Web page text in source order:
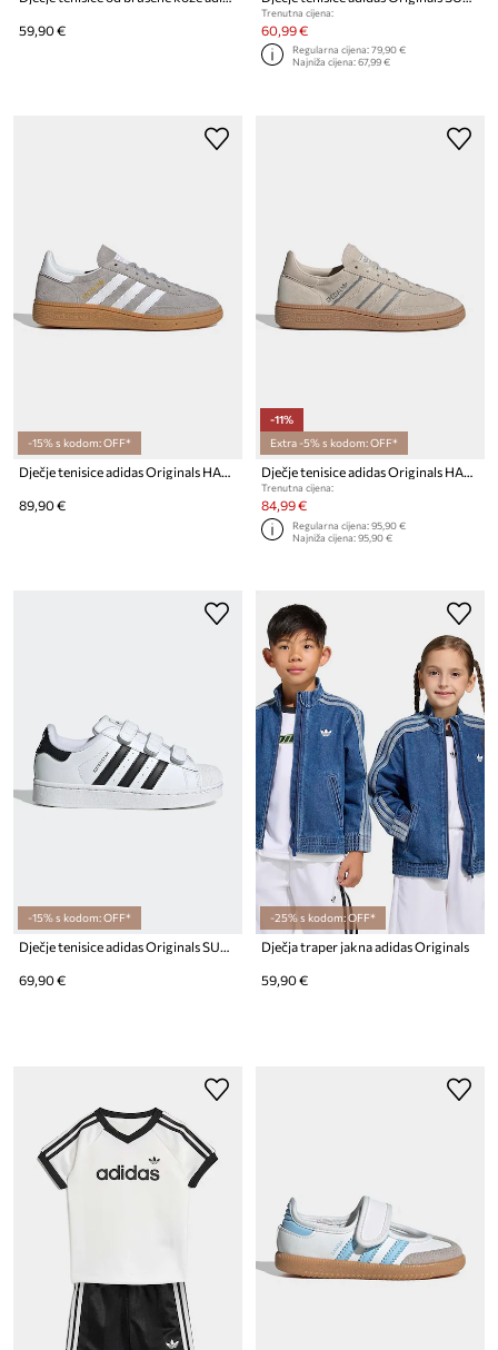
59,90 €
Trenutna cijena:
60,99 €
Regularna cijena:79,90 €
Najniža cijena:67,99 €
-15% s kodom: OFF*
Dječje tenisice adidas Originals HANDBALL SPEZIAL
89,90 €
-11%
Extra -5% s kodom: OFF*
Dječje tenisice adidas Originals HANDBALL SPEZIAL
Trenutna cijena:
84,99 €
Regularna cijena:95,90 €
Najniža cijena:95,90 €
-15% s kodom: OFF*
Dječje tenisice adidas Originals SUPERSTAR II
69,90 €
-25% s kodom: OFF*
Dječja traper jakna adidas Originals
59,90 €